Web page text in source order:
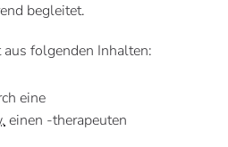
begleitet.
folgenden Inhalten:
eine
einen -therapeuten